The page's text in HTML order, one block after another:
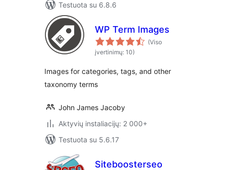
Testuota su 6.8.6
WP Term Images
(Viso
įvertinimų: 10)
Images for categories, tags, and other
taxonomy terms
John James Jacoby
Aktyvių instaliacijų: 2 000+
Testuota su 5.6.17
Siteboosterseo